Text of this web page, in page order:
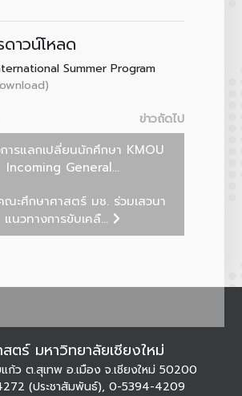
ดาวน์โหลด
Summer Program
ข่าวถัดไป
ารแลกเปลี่ยนนักศึกษา KMOU
Incoming General...
ะศึกษาศาสตร์ มช. ร่วมเสวนา
แนวทางการขับเคลื...
ตร์ มหาวิทยาลัยเชียงใหม่
ก้ว ต.สุเทพ อ.เมือง จ.เชียงใหม่ 50200
(ประชาสัมพันธ์), 0-5394-4209